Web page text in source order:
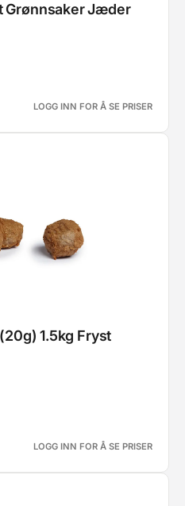
Grønnsaker Jæder
LOGG INN FOR Å SE PRISER
1.5kg Fryst
LOGG INN FOR Å SE PRISER